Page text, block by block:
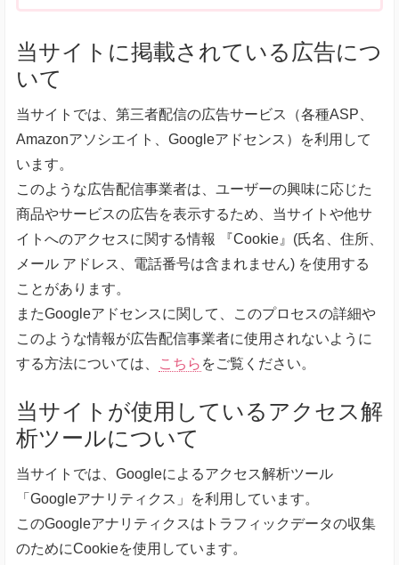
当サイトに掲載されている広告につ
いて
当サイトでは、第三者配信の広告サービス（各種ASP、
Amazonアソシエイト、Googleアドセンス）を利用して
います。
このような広告配信事業者は、ユーザーの興味に応じた
商品やサービスの広告を表示するため、当サイトや他サ
イトへのアクセスに関する情報 『Cookie』(氏名、住所、
メール アドレス、電話番号は含まれません) を使用する
ことがあります。
またGoogleアドセンスに関して、このプロセスの詳細や
このような情報が広告配信事業者に使用されないように
する方法については、
こちら をご覧ください。
当サイトが使用しているアクセス解
析ツールについて
当サイトでは、Googleによるアクセス解析ツール
「Googleアナリティクス」を利用しています。
このGoogleアナリティクスはトラフィックデータの収集
のためにCookieを使用しています。